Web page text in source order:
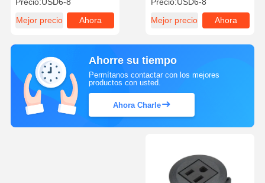
sofá cama y sofá de 31
Precio:USD6-8
Mejor precio
Ahora
Precio:USD6-8
Mejor precio
Ahora
Ahorre su tiempo
Permítanos contactar con los mejores
productos con usted.
Ahora Charle